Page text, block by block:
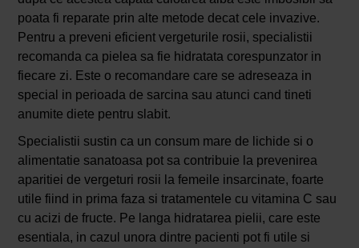
poata fi reparate prin alte metode decat cele invazive.
Pentru a preveni eficient vergeturile rosii, specialistii
recomanda ca pielea sa fie hidratata corespunzator in
fiecare zi. Este o recomandare care se adreseaza in
special in perioada de sarcina sau atunci cand tineti
anumite diete pentru slabit.
Specialistii sustin ca un consum mare de lichide si o
alimentatie sanatoasa pot sa contribuie la prevenirea
aparitiei de vergeturi rosii la femeile insarcinate, foarte
utile fiind in prima faza si tratamentele cu vitamina C sau
cu acizi de fructe. Pe langa hidratarea pielii, care este
esentiala, in cazul unora dintre pacienti pot fi utile si